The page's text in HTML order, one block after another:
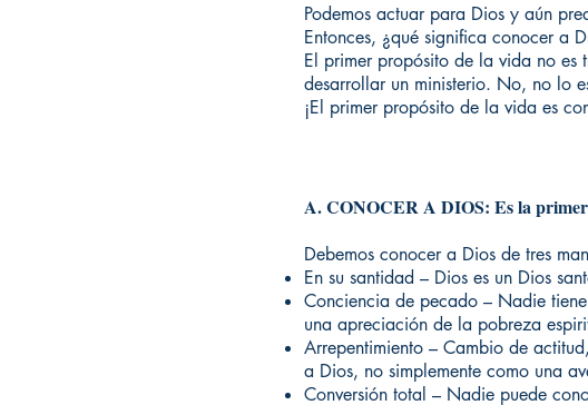
Podemos actuar para Dios y aún
Entonces, ¿qué significa conocer a
El primer propósito de la vida no es
desarrollar un ministerio. No, no lo
¡El primer propósito de la vida es
A. CONOCER A DIOS: Es la
Debemos conocer a Dios de tres
En su santidad – Dios es un Dios
Conciencia de pecado – Nadie
una apreciación de la pobreza
Arrepentimiento – Cambio de
a Dios, no simplemente como una
Conversión total – Nadie puede